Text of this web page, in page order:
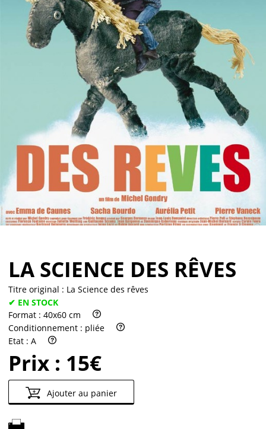
Vendre
LA SCIENCE DES RÊVES
Titre original : La Science des rêves
✔ EN STOCK
Format : 40x60 cm
Conditionnement : pliée
Etat : A
Prix : 15€
Ajouter au panier